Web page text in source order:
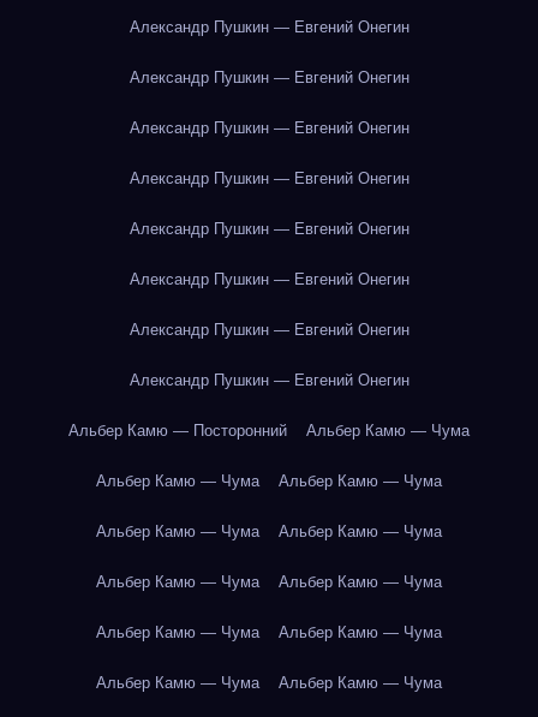
Александр Пушкин — Евгений Онегин
Александр Пушкин — Евгений Онегин
Александр Пушкин — Евгений Онегин
Александр Пушкин — Евгений Онегин
Александр Пушкин — Евгений Онегин
Александр Пушкин — Евгений Онегин
Александр Пушкин — Евгений Онегин
Александр Пушкин — Евгений Онегин
Альбер Камю — Посторонний Альбер Камю — Чума
Альбер Камю — Чума Альбер Камю — Чума
Альбер Камю — Чума Альбер Камю — Чума
Альбер Камю — Чума Альбер Камю — Чума
Альбер Камю — Чума Альбер Камю — Чума
Альбер Камю — Чума Альбер Камю — Чума